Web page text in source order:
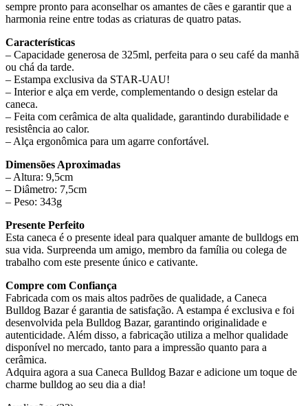
sempre pronto para aconselhar os amantes de cães e garantir que a
harmonia reine entre todas as criaturas de quatro patas.
Características
– Capacidade generosa de 325ml, perfeita para o seu café da manhã
ou chá da tarde.
– Estampa exclusiva da STAR-UAU!
– Interior e alça em verde, complementando o design estelar da
caneca.
– Feita com cerâmica de alta qualidade, garantindo durabilidade e
resistência ao calor.
– Alça ergonômica para um agarre confortável.
Dimensões Aproximadas
– Altura: 9,5cm
– Diâmetro: 7,5cm
– Peso: 343g
Presente Perfeito
Esta caneca é o presente ideal para qualquer amante de bulldogs em
sua vida. Surpreenda um amigo, membro da família ou colega de
trabalho com este presente único e cativante.
Compre com Confiança
Fabricada com os mais altos padrões de qualidade, a Caneca
Bulldog Bazar é garantia de satisfação. A estampa é exclusiva e foi
desenvolvida pela Bulldog Bazar, garantindo originalidade e
autenticidade. Além disso, a fabricação utiliza a melhor qualidade
disponível no mercado, tanto para a impressão quanto para a
cerâmica.
Adquira agora a sua Caneca Bulldog Bazar e adicione um toque de
charme bulldog ao seu dia a dia!